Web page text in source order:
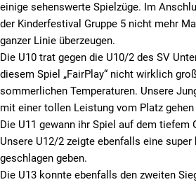
einige sehenswerte Spielzüge. Im
der Kinderfestival Gruppe 5 nicht mehr
ganzer Linie überzeugen.
Die U10 trat gegen die U10/2 des SV
diesem Spiel „FairPlay“ nicht wirklich
sommerlichen Temperaturen. Unsere
mit einer tollen Leistung vom Platz
Die U11 gewann ihr Spiel auf dem
Unsere U12/2 zeigte ebenfalls eine
geschlagen geben.
Die U13 konnte ebenfalls den zweiten